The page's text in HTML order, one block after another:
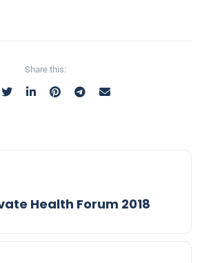
Share this:
Health Forum 2018